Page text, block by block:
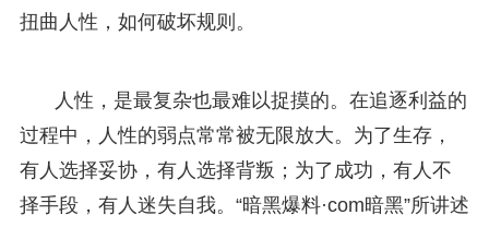
扭曲人性，如何破坏规则。
人性，是最复杂也最难以捉摸的。在追逐利益的
过程中，人性的弱点常常被无限放大。为了生存，
有人选择妥协，有人选择背叛；为了成功，有人不
择手段，有人迷失自我。“暗黑爆料·com暗黑”所讲述